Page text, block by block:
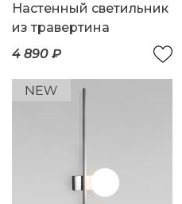
Настенный светильник
из травертина
4 890 ₽